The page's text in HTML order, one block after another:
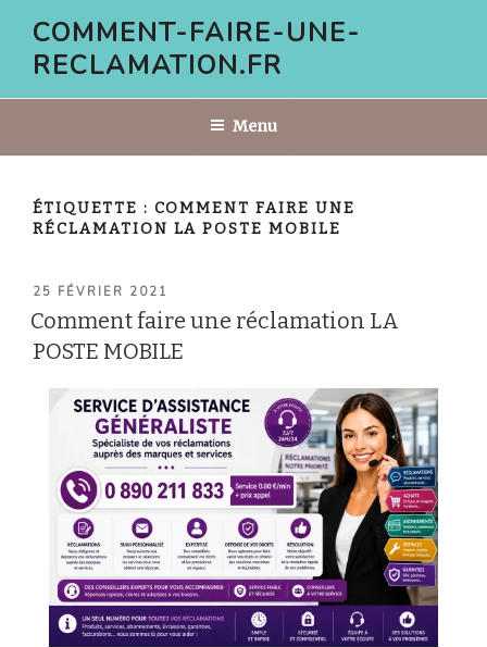
contenu
COMMENT-FAIRE-UNE-
RECLAMATION.FR
Menu
ÉTIQUETTE : COMMENT FAIRE UNE
RÉCLAMATION LA POSTE MOBILE
PUBLIÉ
LE
25 FÉVRIER 2021
Comment faire une réclamation LA
POSTE MOBILE